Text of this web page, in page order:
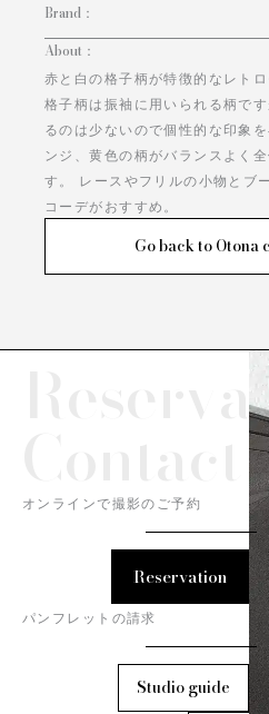
Brand：
About：
赤と白の格子柄が特徴的なレト
格子柄は振袖に用いられる柄で
るのは少ないので個性的な印象
ンジ、黄色の柄がバランスよく
す。 レースやフリルの小物とブ
コーデがおすすめ。
Go back to Otona
オンラインで撮影のご予約
Reservation
パンフレットの請求
Studio guide